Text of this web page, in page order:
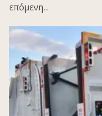
επόμενη...